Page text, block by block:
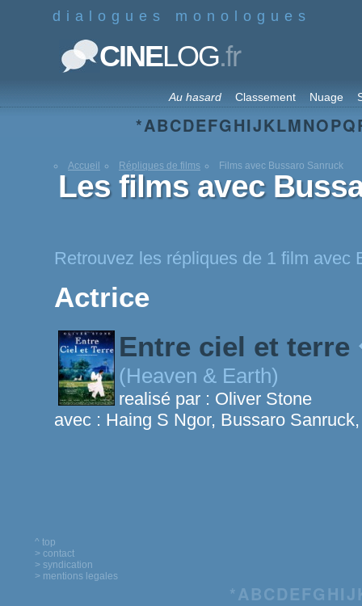
dialogues monologues
CINELOG.fr
Au hasard Classement Nuage
*ABCDEFGHIJKLMNOPQ
Accueil Répliques de films Films avec Bussaro Sanruck
Les films avec
Retrouvez les répliques de 1 film avec
Actrice
Entre ciel et terre
(Heaven & Earth)
realisé par : Oliver Stone
avec : Haing S Ngor, Bussaro
^ top
> contact
> syndication
> mentions legales
*ABCDEFG HIJ